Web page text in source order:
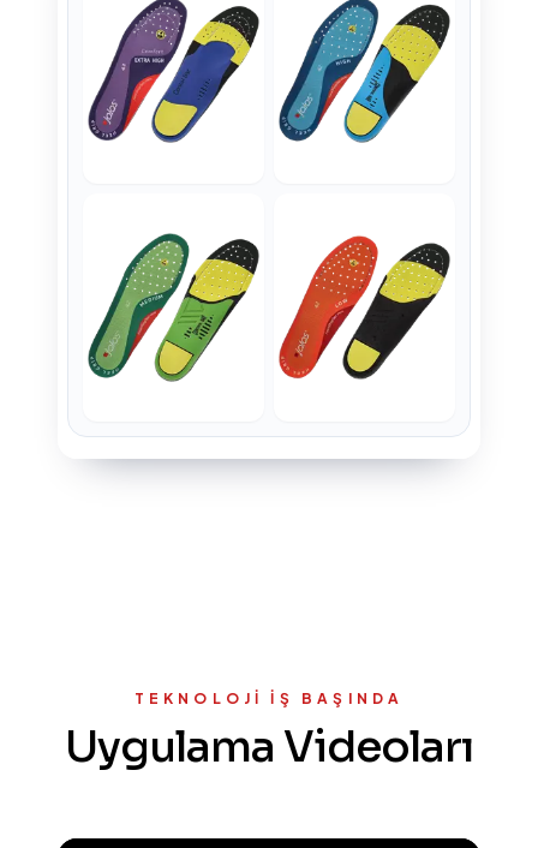
TEKNOLOJI İŞ BAŞINDA
Uygulama Videoları